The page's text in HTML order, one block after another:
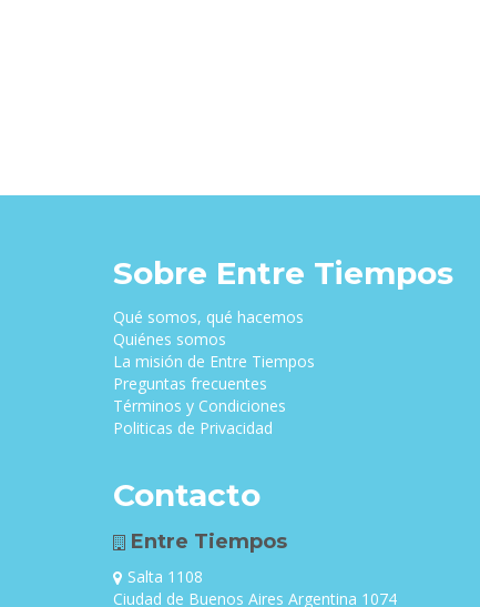
Sobre Entre Tiempos
Qué somos, qué hacemos
Quiénes somos
La misión de Entre Tiempos
Preguntas frecuentes
Términos y Condiciones
Politicas de Privacidad
Contacto
Entre Tiempos
Salta 1108
Ciudad de Buenos Aires Argentina 1074